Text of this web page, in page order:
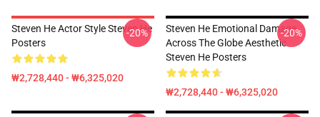
Steven He Actor Style Steven He
Posters
₩2,728,440 - ₩6,325,020
-20%
Steven He Emotional Damage
Across The Globe Aesthetic
Steven He Posters
₩2,728,440 - ₩6,325,020
-20%